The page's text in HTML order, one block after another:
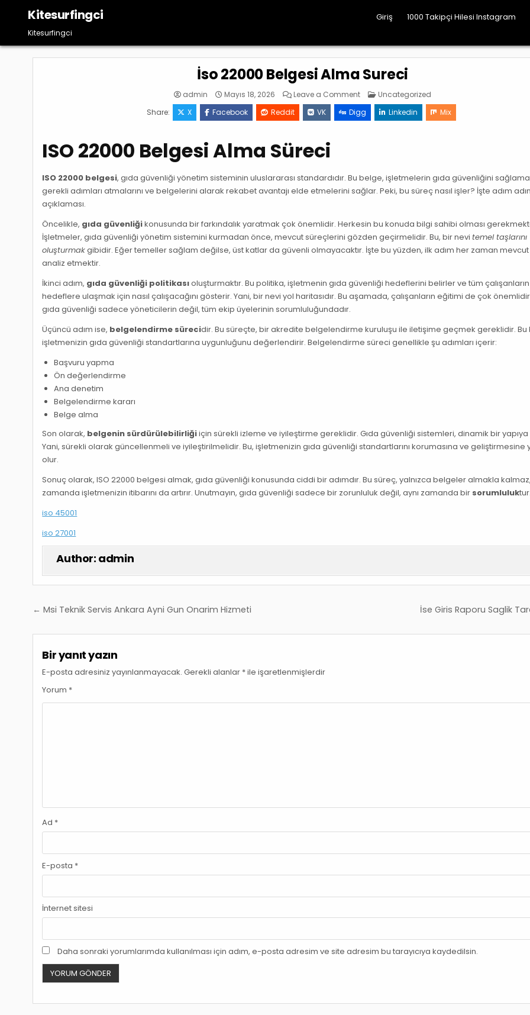
content
Kitesurfingci
Kitesurfingci
Giriş 1000 Takipçi Hilesi Instagram
İso 22000 Belgesi Alma Sureci
admin Mayıs 18, 2026 Leave a Commenton
İso
22000
Belgesi
Alma
Posted
Uncategorized
Share:
X Facebook Reddit VK Digg Linkedin Mix
ISO 22000 Belgesi Alma Süreci
ISO 22000 belgesi, gıda güvenliği yönetim sisteminin uluslararası standardıdır. Bu belge, işletmelerin gıda güvenliğini
gerekli adımları atmalarını ve belgelerini alarak rekabet avantajı elde etmelerini sağlar. Peki, bu süreç nasıl işler? İşte adım
açıklaması.
Öncelikle, gıda güvenliğikonusunda bir farkındalık yaratmak çok önemlidir. Herkesin bu konuda bilgi sahibi olması
İşletmeler, gıda güvenliği yönetim sistemini kurmadan önce, mevcut süreçlerini gözden geçirmelidir. Bu, bir nevitemel taşlarını
oluşturmakgibidir. Eğer temeller sağlam değilse, üst katlar da güvenli olmayacaktır. İşte bu yüzden, ilk adım her zaman
analiz etmektir.
İkinci adım, gıda güvenliği politikasıoluşturmaktır. Bu politika, işletmenin gıda güvenliği hedeflerini belirler ve tüm
hedeflere ulaşmak için nasıl çalışacağını gösterir. Yani, bir nevi yol haritasıdır. Bu aşamada, çalışanların eğitimi de çok
gıda güvenliği sadece yöneticilerin değil, tüm ekip üyelerinin sorumluluğundadır.
Üçüncü adım ise, belgelendirme sürecidir. Bu süreçte, bir akredite belgelendirme kuruluşu ile iletişime geçmek gereklidir. Bu
işletmenizin gıda güvenliği standartlarına uygunluğunu değerlendirir. Belgelendirme süreci genellikle şu adımları içerir:
Başvuru yapma
Ön değerlendirme
Ana denetim
Belgelendirme kararı
Belge alma
Son olarak, belgenin sürdürülebilirliğiiçin sürekli izleme ve iyileştirme gereklidir. Gıda güvenliği sistemleri, dinamik bir
Yani, sürekli olarak güncellenmeli ve iyileştirilmelidir. Bu, işletmenizin gıda güvenliği standartlarını korumasına ve geliştirmesine
olur.
Sonuç olarak, ISO 22000 belgesi almak, gıda güvenliği konusunda ciddi bir adımdır. Bu süreç, yalnızca belgeler almakla
zamanda işletmenizin itibarını da artırır. Unutmayın, gıda güvenliği sadece bir zorunluluk değil, aynı zamanda bir sorumluluktur.
iso 45001
iso 27001
Author: admin
Yazı İse Giris Raporu Saglik
← Msi Teknik Servis Ankara Ayni Gun Onarim Hizmeti
Bir yanıt yazın
E-posta adresiniz yayınlanmayacak. Gerekli alanlar *ile işaretlenmişlerdir
Yorum *
Ad *
E-posta *
İnternet sitesi
Daha sonraki yorumlarımda kullanılması için adım, e-posta adresim ve site adresim bu tarayıcıya kaydedilsin.